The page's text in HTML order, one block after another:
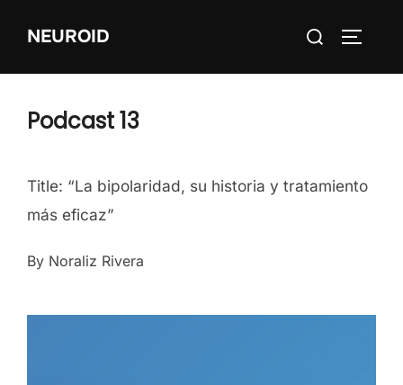
NEUROID
Search
Podcast 13
Title: “La bipolaridad, su historia y tratamiento
más eficaz”
By Noraliz Rivera